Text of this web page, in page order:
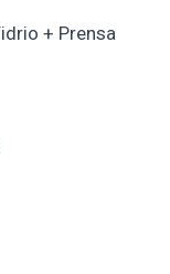
+ Prensa